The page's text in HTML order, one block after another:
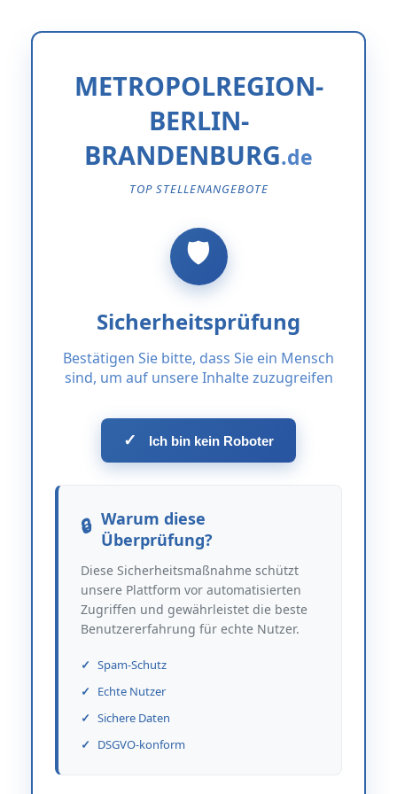
METROPOLREGION-
BERLIN-
BRANDENBURG
TOP STELLENANGEBOTE
Sicherheitsprüfung
Bestätigen Sie bitte, dass Sie ein Mensch
sind, um auf unsere Inhalte zuzugreifen
✓ Ich bin kein Roboter
Warum diese
Überprüfung?
Diese Sicherheitsmaßnahme schützt
unsere Plattform vor automatisierten
Zugriffen und gewährleistet die beste
Benutzererfahrung für echte Nutzer.
Spam-Schutz
Echte Nutzer
Sichere Daten
DSGVO-konform